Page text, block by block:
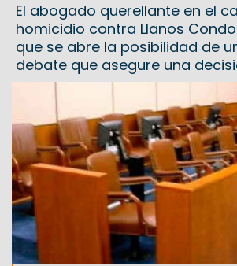
El abogado querellante en el
homicidio contra Llanos
que se abre la posibilidad de
debate que asegure una